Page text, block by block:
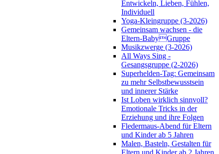
Entwickeln, Lieben, Fühlen,
Individuell
Yoga-Kleingruppe (3-2026)
Gemeinsam wachsen - die
Eltern-BabyGruppe
Musikzwerge (3-2026)
All Ways Sing -
Gesangsgruppe (2-2026)
Superhelden-Tag: Gemeinsam
zu mehr Selbstbewusstsein
und innerer Stärke
Ist Loben wirklich sinnvoll?
Emotionale Tricks in der
Erziehung und ihre Folgen
Fledermaus-Abend für Eltern
und Kinder ab 5 Jahren
Malen, Basteln, Gestalten für
Eltern und Kinder ab 2 Jahren